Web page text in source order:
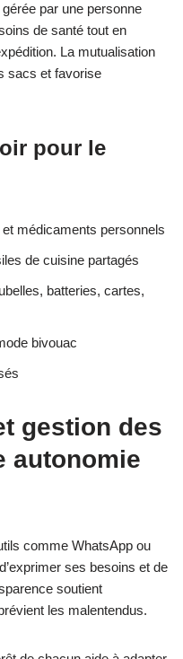
par une personne
de santé tout en
La mutualisation
sacs et favorise
pour le
médicaments personnels
de cuisine partagés
batteries, cartes,
bivouac
gestion des
autonomie
comme WhatsApp ou
ses besoins et de
soutient
les malentendus.